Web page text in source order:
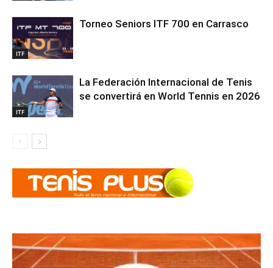
ITF
Torneo Seniors ITF 700 en Carrasco
ITF
La Federación Internacional de Tenis
se convertirá en World Tennis en 2026